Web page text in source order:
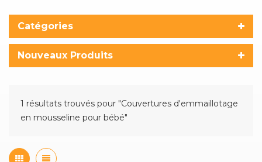
Catégories
Nouveaux Produits
1 résultats trouvés pour "Couvertures d'emmaillotage
en mousseline pour bébé"